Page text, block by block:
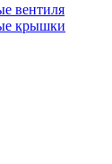
вентиля
крышки